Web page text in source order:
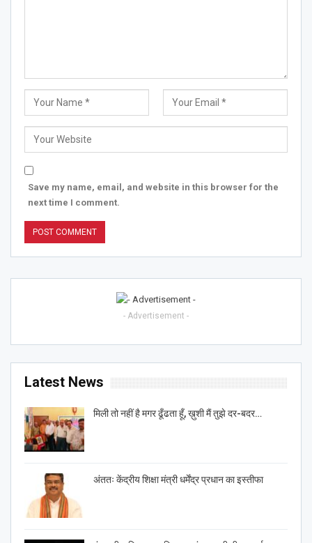
Save my name, email, and website in this browser for the
next time I comment.
- Advertisement -
Latest News
मिली तो नहीं है मगर ढूँढता हूँ, ख़ुशी मैं तुझे दर-बदर…
अंततः केंद्रीय शिक्षा मंत्री धर्मेंद्र प्रधान का इस्तीफा